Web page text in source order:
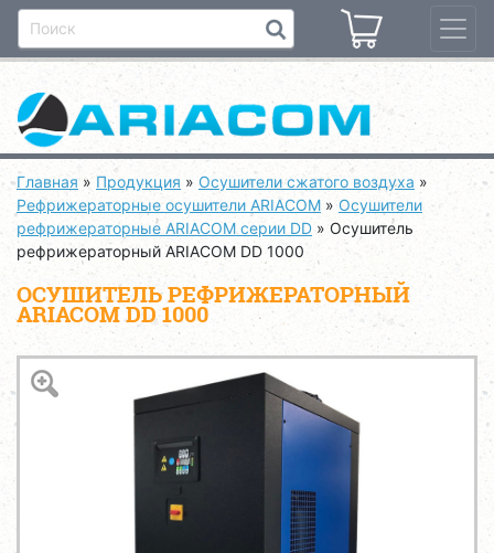
Главная » Продукция » Осушители сжатого воздуха »
Рефрижераторные осушители ARIACOM » Осушители
рефрижераторные ARIACOM серии DD » Осушитель
рефрижераторный ARIACOM DD 1000
ОСУШИТЕЛЬ РЕФРИЖЕРАТОРНЫЙ
ARIACOM DD 1000